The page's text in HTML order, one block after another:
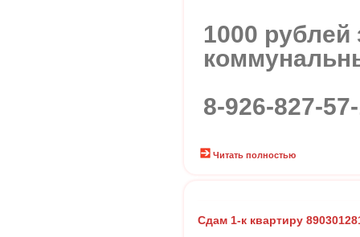
1000 рублей
8-926-827-
Читать полностью
Сдам 1-к квартиру